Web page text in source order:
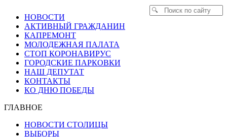
НОВОСТИ
АКТИВНЫЙ ГРАЖДАНИН
КАПРЕМОНТ
МОЛОДЕЖНАЯ ПАЛАТА
СТОП КОРОНАВИРУС
ГОРОДСКИЕ ПАРКОВКИ
НАШ ДЕПУТАТ
КОНТАКТЫ
КО ДНЮ ПОБЕДЫ
ГЛАВНОЕ
НОВОСТИ СТОЛИЦЫ
ВЫБОРЫ